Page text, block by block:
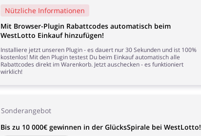
Sonderangebot
Bis zu 10 000€ gewinnen in der GlücksSpirale bei WestLotto!
Nützliche Informationen
Mit Browser-Plugin Rabattcodes automatisch beim
WestLotto Einkauf hinzufügen!
Installiere jetzt unseren Plugin - es dauert nur 30 Sekunden und ist 100%
kostenlos! Mit den Plugin testest Du beim Einkauf automatisch alle
Rabattcodes direkt im Warenkorb. Jetzt auschecken - es funktioniert
wirklich!